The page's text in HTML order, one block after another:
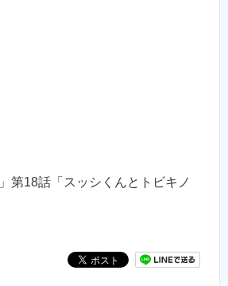
第18話「スッシくんとトビキノ